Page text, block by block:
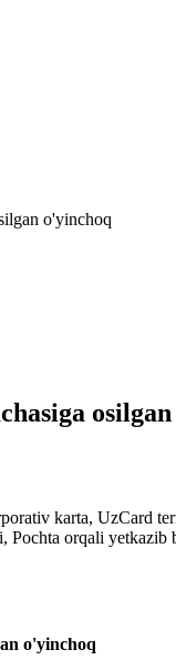
o'yinchoq
karta, UzCard
Pochta orqali yetkazib
o'yinchoq